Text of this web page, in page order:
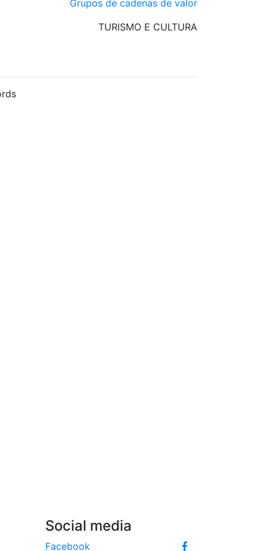
Grupos de cadenas de valor
TURISMO E CULTURA
Social media
Facebook